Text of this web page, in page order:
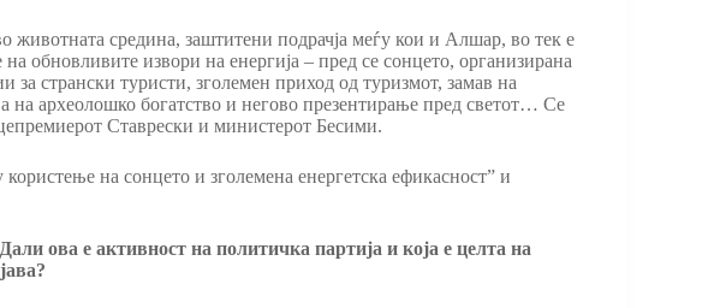
средина, заштитени подрачја меѓу кои и Алшар, во тек е
обновливите извори на енергија – пред се сонцето, организирана
за странски туристи, зголемен приход од туризмот, замав на
на археолошко богатство и негово презентирање пред светот… Се
Ставрески и министерот Бесими.
на сонцето и зголемена енергетска ефикасност” и
ова е активност на политичка партија и која е целта на